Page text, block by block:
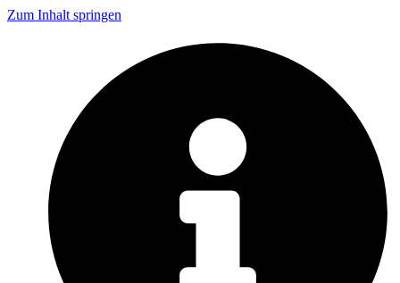
Zum Inhalt springen